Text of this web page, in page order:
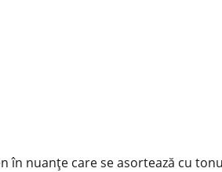
în nuanțe care se asortează cu